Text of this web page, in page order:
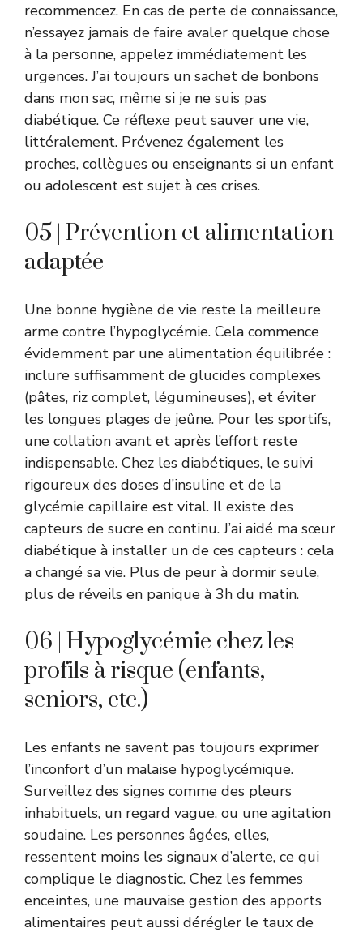
recommencez. En cas de perte de connaissance,
n’essayez jamais de faire avaler quelque chose
à la personne, appelez immédiatement les
urgences. J’ai toujours un sachet de bonbons
dans mon sac, même si je ne suis pas
diabétique. Ce réflexe peut sauver une vie,
littéralement. Prévenez également les
proches, collègues ou enseignants si un enfant
ou adolescent est sujet à ces crises.
05 | Prévention et alimentation
adaptée
Une bonne hygiène de vie reste la meilleure
arme contre l’hypoglycémie. Cela commence
évidemment par une alimentation équilibrée :
inclure suffisamment de glucides complexes
(pâtes, riz complet, légumineuses), et éviter
les longues plages de jeûne. Pour les sportifs,
une collation avant et après l’effort reste
indispensable. Chez les diabétiques, le suivi
rigoureux des doses d’insuline et de la
glycémie capillaire est vital. Il existe des
capteurs de sucre en continu. J’ai aidé ma sœur
diabétique à installer un de ces capteurs : cela
a changé sa vie. Plus de peur à dormir seule,
plus de réveils en panique à 3h du matin.
06 | Hypoglycémie chez les
profils à risque (enfants,
seniors, etc.)
Les enfants ne savent pas toujours exprimer
l’inconfort d’un malaise hypoglycémique.
Surveillez des signes comme des pleurs
inhabituels, un regard vague, ou une agitation
soudaine. Les personnes âgées, elles,
ressentent moins les signaux d’alerte, ce qui
complique le diagnostic. Chez les femmes
enceintes, une mauvaise gestion des apports
alimentaires peut aussi dérégler le taux de